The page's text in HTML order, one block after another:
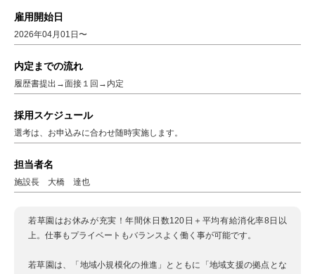
雇用開始日
2026年04月01日〜
内定までの流れ
履歴書提出→面接１回→内定
採用スケジュール
選考は、お申込みに合わせ随時実施します。
担当者名
施設長 大橋 達也
若草園はお休みが充実！年間休日数120日＋平均有給消化率8日以
上。仕事もプライベートもバランスよく働く事が可能です。
若草園は、「地域小規模化の推進」とともに「地域支援の拠点とな